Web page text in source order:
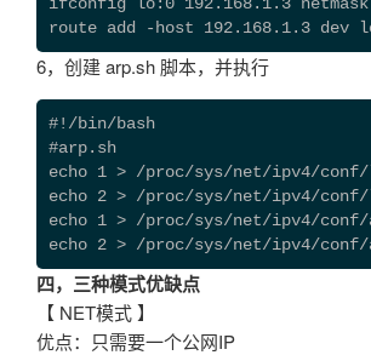
route add -host 192.168.1.3 dev
6，创建 arp.sh 脚本，并执行
#!/bin/bash
#arp.sh
echo 1 > /proc/sys/net/ipv4/
echo 2 > /proc/sys/net/ipv4/conf/
echo 1 > /proc/sys/net/ipv4/
echo 2 > /proc/sys/net/ipv4/conf/
四，三种模式优缺点
【 NET模式 】
优点：只需要一个公网IP